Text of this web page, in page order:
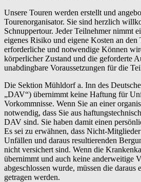
Unsere Touren werden erstellt und
Tourenorganisator. Sie sind herzlich
Schnuppertour. Jeder Teilnehmer nimmt
eigenes Risiko und eigene Kosten an den
erforderliche und notwendige Können
körperlicher Zustand und die geforderte
unabdingbare Voraussetzungen für die
Die Sektion Mühldorf a. Inn des
„DAV“) übernimmt keine Haftung für
Vorkommnisse. Wenn Sie an einer
notwendig, dass Sie aus
DAV sind. Sie haben damit einen
Es sei zu erwähnen, dass Nicht-
Unfällen und daraus resultierenden
nicht versichert sind. Wenn die
übernimmt und auch keine anderweitige
abgeschlossen wurde, müssen die daraus
getragen werden.